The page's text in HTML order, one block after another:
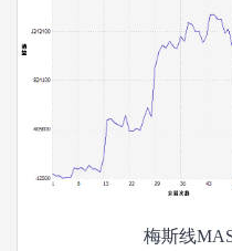
梅斯线